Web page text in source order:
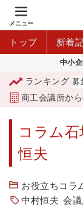
メニュー
トップ 新着
中小
ランキング
品券」利用店舗募集
商工会議所か
コラム
恒夫
お役立ちコラ
中村恒夫 会